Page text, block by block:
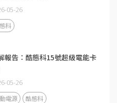
05-26
科
報告：酷態科15號超級電能卡
05-26
電源 酷態科